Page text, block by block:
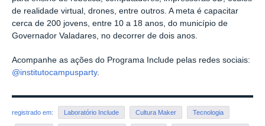
de realidade virtual, drones, entre outros. A meta é capacitar
cerca de 200 jovens, entre 10 a 18 anos, do município de
Governador Valadares, no decorrer de dois anos.
Acompanhe as ações do Programa Include pelas redes sociais:
@institutocampusparty.
registrado em: Laboratório Include Cultura Maker Tecnologia